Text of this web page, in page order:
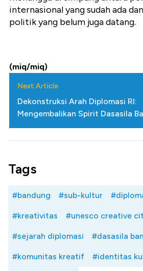
internasional yang sudah ada
politik yang belum juga datang.
(miq/miq)
Next Article
Dekonstruksi Arah Diplomasi RI:
Mengembalikan Spirit Dasasila
Tags
#bandung #sub-kultur
#kreativitas #unesco creative
#sejarah diplomasi #dasasila
#komunitas kreatif #identitas